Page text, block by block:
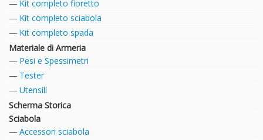
Kit completo fioretto
Kit completo sciabola
Kit completo spada
Materiale di Armeria
Pesi e Spessimetri
Tester
Utensili
Scherma Storica
Sciabola
Accessori sciabola